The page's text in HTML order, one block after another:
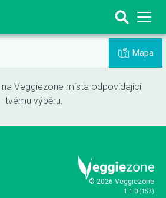
Mapa
Veggiezone místa odpovídající
tvému výběru.
© 2026 Veggiezone
1.1.0 (157)